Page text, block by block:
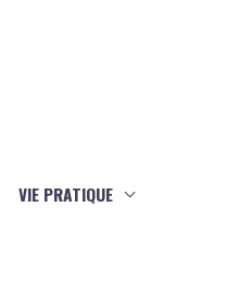
VIE PRATIQUE